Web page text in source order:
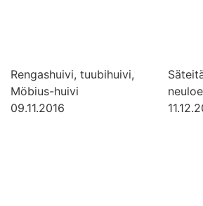
Rengashuivi, tuubihuivi,
Möbius-huivi
09.11.2016